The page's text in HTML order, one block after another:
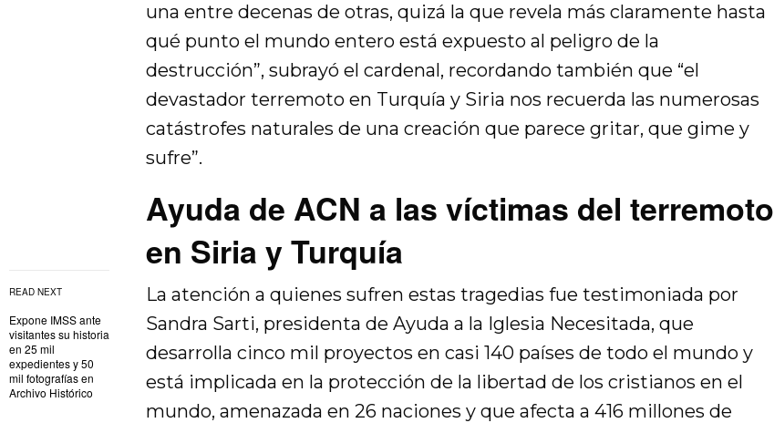
READ NEXT
Expone IMSS ante
visitantes su historia
en 25 mil
expedientes y 50
mil fotografías en
Archivo Histórico
una entre decenas de otras, quizá la que revela más claramente hasta
qué punto el mundo entero está expuesto al peligro de la
destrucción”, subrayó el cardenal, recordando también que “el
devastador terremoto en Turquía y Siria nos recuerda las numerosas
catástrofes naturales de una creación que parece gritar, que gime y
sufre”.
Ayuda de ACN a las víctimas del terremoto
en Siria y Turquía
La atención a quienes sufren estas tragedias fue testimoniada por
Sandra Sarti, presidenta de Ayuda a la Iglesia Necesitada, que
desarrolla cinco mil proyectos en casi 140 países de todo el mundo y
está implicada en la protección de la libertad de los cristianos en el
mundo, amenazada en 26 naciones y que afecta a 416 millones de